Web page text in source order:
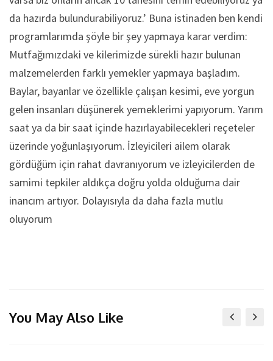
da hazırda bulundurabiliyoruz.’ Buna istinaden ben kendi
programlarımda şöyle bir şey yapmaya karar verdim:
Mutfağımızdaki ve kilerimizde sürekli hazır bulunan
malzemelerden farklı yemekler yapmaya başladım.
Baylar, bayanlar ve özellikle çalışan kesimi, eve yorgun
gelen insanları düşünerek yemeklerimi yapıyorum. Yarım
saat ya da bir saat içinde hazırlayabilecekleri reçeteler
üzerinde yoğunlaşıyorum. İzleyicileri ailem olarak
gördüğüm için rahat davranıyorum ve izleyicilerden de
samimi tepkiler aldıkça doğru yolda olduğuma dair
inancım artıyor. Dolayısıyla da daha fazla mutlu
oluyorum
You May Also Like